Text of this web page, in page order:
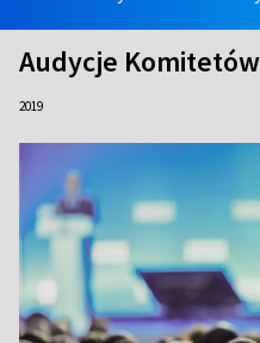
Audycje
2019